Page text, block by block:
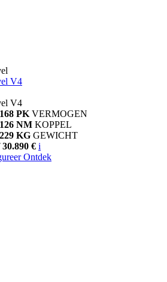
V4
V4
168 PK VERMOGEN
126 NM KOPPEL
229 KG GEWICHT
€ i
Ontdek